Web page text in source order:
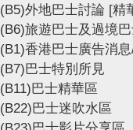
(B5)外地巴士討論 [精
(B6)旅遊巴士及過境
(B1)香港巴士廣告消
(B7)巴士特別所見
(B11)巴士精華區
(B22)巴士迷吹水區